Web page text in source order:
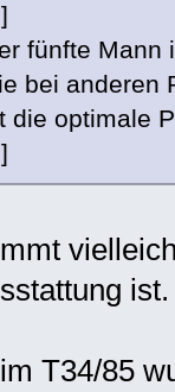
fünfte Mann
bei anderen
die optimale
ist.
T34/85